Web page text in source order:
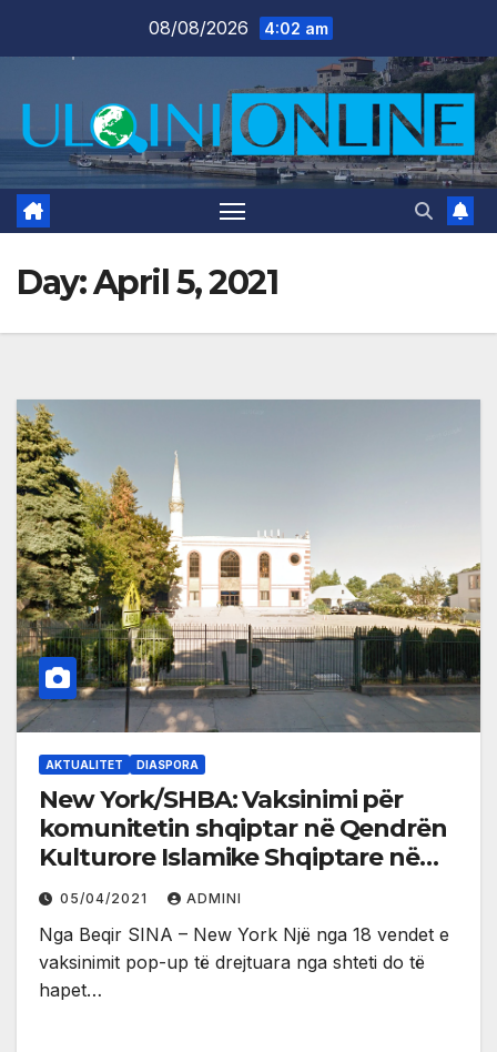
08/08/2026 4:02 am
Day:April 5, 2021
AKTUALITET DIASPORA
New York/SHBA: Vaksinimi për
komunitetin shqiptar në Qendrën
Kulturore Islamike Shqiptare në
Staten Island
05/04/2021 ADMINI
Nga Beqir SINA – New York Një nga 18 vendet e
vaksinimit pop-up të drejtuara nga shteti do të
hapet…